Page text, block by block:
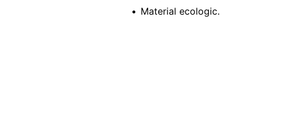
Material ecologic.